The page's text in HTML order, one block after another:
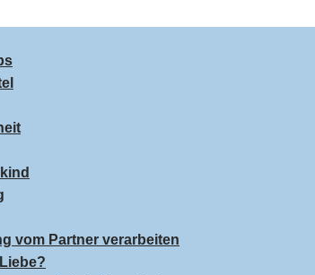
vom Partner verarbeiten